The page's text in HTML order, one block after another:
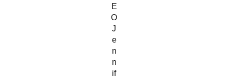
E
O
J
e
n
n
if